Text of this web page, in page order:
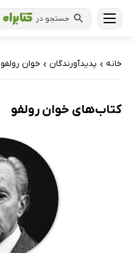
جستجو در
خانه › پدیدآورندگان › خوان رولفو
کتاب‌های خوان رولفو